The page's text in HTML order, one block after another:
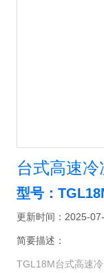
台式高速
型号：
更新时间：2025-
简要描述：
TGL18M台式高速